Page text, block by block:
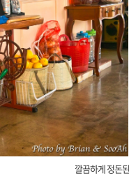
깔끔하게 정돈